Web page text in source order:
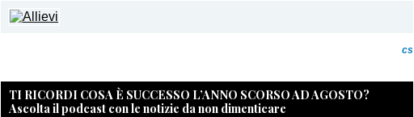
cs
TI RICORDI COSA È SUCCESSO L’ANNO SCORSO AD AGOSTO?
Ascolta il podcast con le notizie da non dimenticare